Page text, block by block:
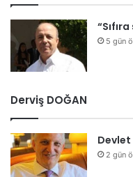
5 gün
Derviş DOĞAN
2 gün